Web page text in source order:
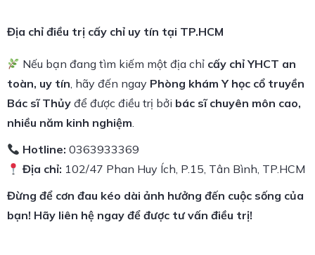
Địa chỉ điều trị cấy chỉ uy tín tại TP.HCM
Nếu bạn đang tìm kiếm một địa chỉ cấy chỉ YHCT an
toàn, uy tín, hãy đến ngay Phòng khám Y học cổ truyền
Bác sĩ Thủy để được điều trị bởi bác sĩ chuyên môn cao,
nhiều năm kinh nghiệm.
Hotline: 0363933369
Địa chỉ: 102/47 Phan Huy Ích, P.15, Tân Bình, TP.HCM
Đừng để cơn đau kéo dài ảnh hưởng đến cuộc sống của
bạn! Hãy liên hệ ngay để được tư vấn điều trị!